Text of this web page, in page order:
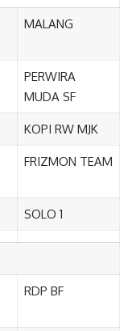
MALANG
PERWIRA
MUDA SF
KOPI RW MJK
FRIZMON TEAM
SOLO 1
RDP BF